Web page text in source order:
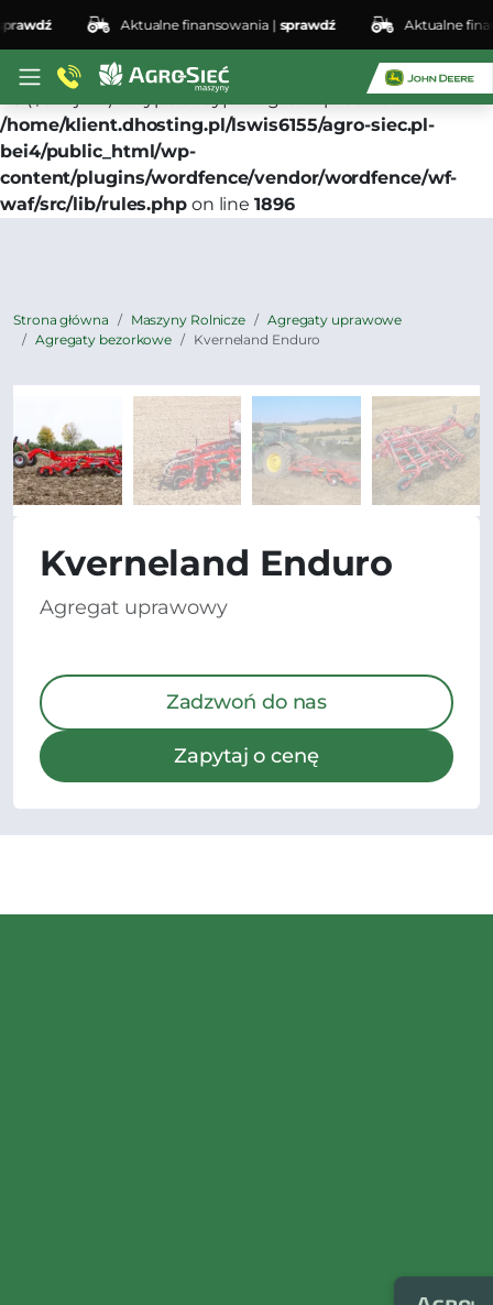
Deprecated: preg_replace(): Passing null to parameter
#3 ($subject) of type array|string is deprecated in
/home/klient.dhosting.pl/lswis6155/agro-siec.pl-
bei4/public_html/wp-
content/plugins/wordfence/vendor/wordfence/wf-
waf/src/lib/rules.phpon line1896
Aktualne finansowania |sprawdź Aktualne
Strona główna Maszyny Rolnicze
Agregaty uprawowe
Agregaty bezorkowe
Kverneland Enduro
Kverneland Enduro
Agregat uprawowy
Zadzwoń do nas
Zapytaj o cenę